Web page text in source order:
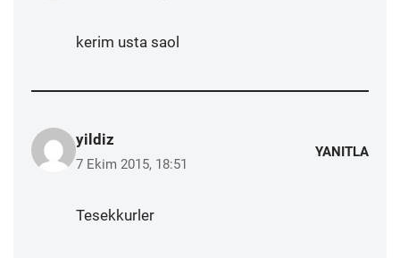
kerim usta saol
yildiz
7 Ekim 2015, 18:51
YANITLA
Tesekkurler